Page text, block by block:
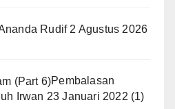
Rudif 2 Agustus 2026
Pembalasan
Irwan 23 Januari 2022 (1)